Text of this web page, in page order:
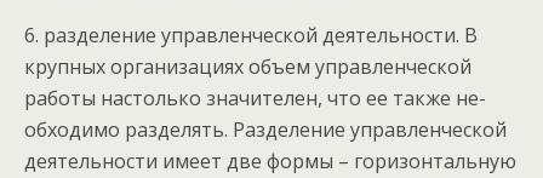
6. разделение управленческой деятельности. В
крупных организациях объем управленческой
работы настолько значителен, что ее также не-
обходимо разделять. Разделение управленческой
деятельности имеет две формы – горизонтальную